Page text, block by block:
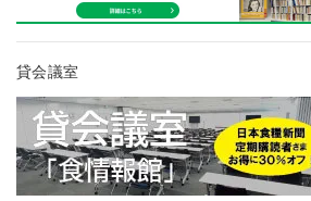
貸会議室